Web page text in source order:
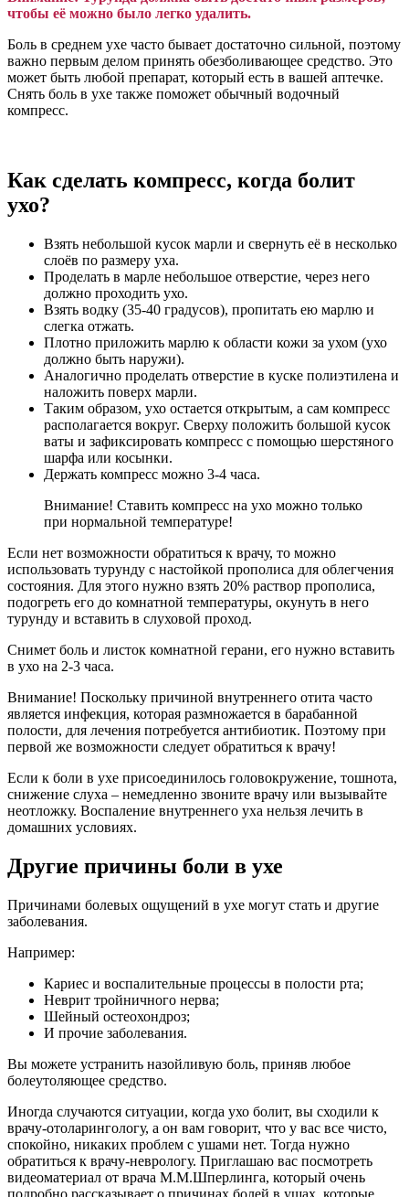
чтобы её можно было легко удалить.
Боль в среднем ухе часто бывает достаточно сильной, поэтому
важно первым делом принять обезболивающее средство. Это
может быть любой препарат, который есть в вашей аптечке.
Снять боль в ухе также поможет обычный водочный
компресс.
Как сделать компресс, когда болит
ухо?
Взять небольшой кусок марли и свернуть её в несколько
слоёв по размеру уха.
Проделать в марле небольшое отверстие, через него
должно проходить ухо.
Взять водку (35-40 градусов), пропитать ею марлю и
слегка отжать.
Плотно приложить марлю к области кожи за ухом (ухо
должно быть наружи).
Аналогично проделать отверстие в куске полиэтилена и
наложить поверх марли.
Таким образом, ухо остается открытым, а сам компресс
располагается вокруг. Сверху положить большой кусок
ваты и зафиксировать компресс с помощью шерстяного
шарфа или косынки.
Держать компресс можно 3-4 часа.
Внимание! Ставить компресс на ухо можно только
при нормальной температуре!
Если нет возможности обратиться к врачу, то можно
использовать турунду с настойкой прополиса для облегчения
состояния. Для этого нужно взять 20% раствор прополиса,
подогреть его до комнатной температуры, окунуть в него
турунду и вставить в слуховой проход.
Снимет боль и листок комнатной герани, его нужно вставить
в ухо на 2-3 часа.
Внимание! Поскольку причиной внутреннего отита часто
является инфекция, которая размножается в барабанной
полости, для лечения потребуется антибиотик. Поэтому при
первой же возможности следует обратиться к врачу!
Если к боли в ухе присоединилось головокружение, тошнота,
снижение слуха – немедленно звоните врачу или вызывайте
неотложку. Воспаление внутреннего уха нельзя лечить в
домашних условиях.
Другие причины боли в ухе
Причинами болевых ощущений в ухе могут стать и другие
заболевания.
Например:
Кариес и воспалительные процессы в полости рта;
Неврит тройничного нерва;
Шейный остеохондроз;
И прочие заболевания.
Вы можете устранить назойливую боль, приняв любое
болеутоляющее средство.
Иногда случаются ситуации, когда ухо болит, вы сходили к
врачу-отоларингологу, а он вам говорит, что у вас все чисто,
спокойно, никаких проблем с ушами нет. Тогда нужно
обратиться к врачу-неврологу. Приглашаю вас посмотреть
видеоматериал от врача М.М.Шперлинга, который очень
подробно рассказывает о причинах болей в ушах, которые